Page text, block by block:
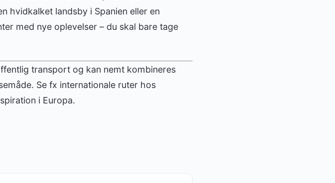
hvidkalket landsby i Spanien eller en
med nye oplevelser – du skal bare tage
transport og kan nemt kombineres
Se fx internationale ruter hos
i Europa.